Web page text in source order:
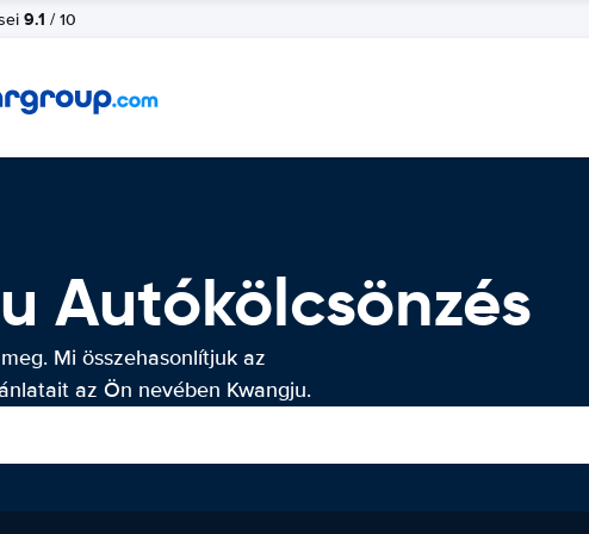
9.1 / 10
Autókölcsönzés
Mi összehasonlítjuk az
az Ön nevében Kwangju.